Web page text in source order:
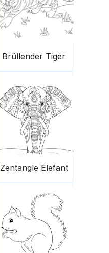
Brüllender Tiger
Zentangle Elefant